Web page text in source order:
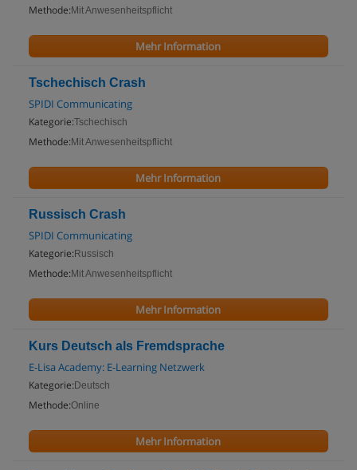
Methode: Mit Anwesenheitspflicht
Mehr Information
Tschechisch Crash
SPIDI Communicating
Kategorie:Tschechisch
Methode: Mit Anwesenheitspflicht
Mehr Information
Russisch Crash
SPIDI Communicating
Kategorie: Russisch
Methode: Mit Anwesenheitspflicht
Mehr Information
Kurs Deutsch als Fremdsprache
E-Lisa Academy: E-Learning Netzwerk
Kategorie: Deutsch
Methode:Online
Mehr Information